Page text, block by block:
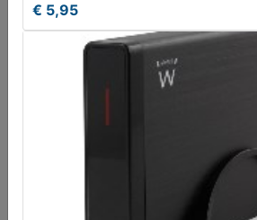
WD Caviar 80 GB Harddisk
Vanaf € 16,90
€ 5,95